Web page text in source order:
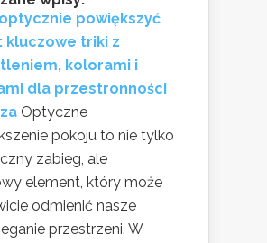
powiększyć
kluczowe triki z
kolorami i
dla przestronności
Optyczne
pokoju to nie tylko
zabieg, ale
element, który może
odmienić nasze
przestrzeni. W